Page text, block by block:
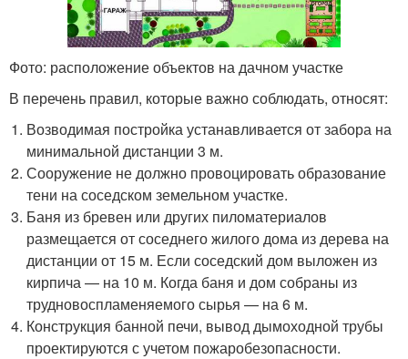
Фото: расположение объектов на дачном участке
В перечень правил, которые важно соблюдать, относят:
Возводимая постройка устанавливается от забора на
минимальной дистанции 3 м.
Сооружение не должно провоцировать образование
тени на соседском земельном участке.
Баня из бревен или других пиломатериалов
размещается от соседнего жилого дома из дерева на
дистанции от 15 м. Если соседский дом выложен из
кирпича — на 10 м. Когда баня и дом собраны из
трудновоспламеняемого сырья — на 6 м.
Конструкция банной печи, вывод дымоходной трубы
проектируются с учетом пожаробезопасности.